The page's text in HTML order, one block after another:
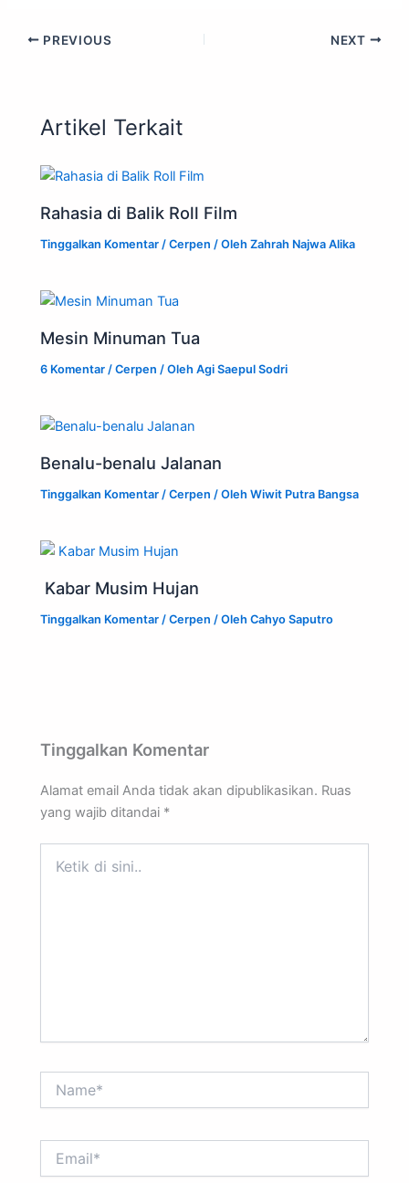
PREVIOUS NEXT
Artikel Terkait
Rahasia di Balik Roll Film
Tinggalkan Komentar /Cerpen / OlehZahrah Najwa Alika
Mesin Minuman Tua
6 Komentar /Cerpen / OlehAgi Saepul Sodri
Benalu-benalu Jalanan
Tinggalkan Komentar /Cerpen / OlehWiwit Putra Bangsa
Kabar Musim Hujan
Tinggalkan Komentar /Cerpen / OlehCahyo Saputro
Tinggalkan Komentar
Alamat email Anda tidak akan dipublikasikan. Ruas
yang wajib ditandai *